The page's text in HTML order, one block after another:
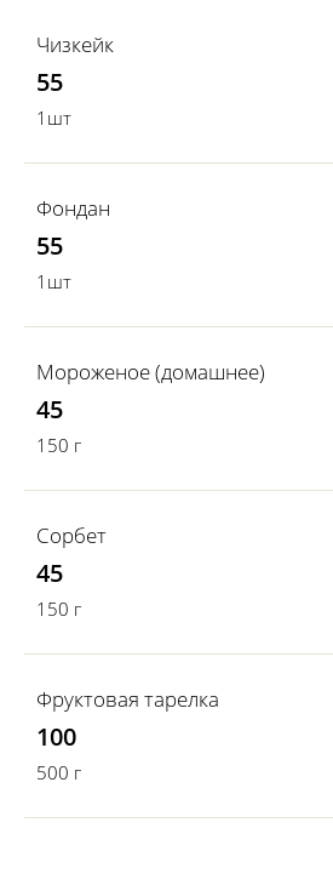
Чизкейк
55
1шт
Фондан
55
1шт
Мороженое (домашнее)
45
150 г
Сорбет
45
150 г
Фруктовая тарелка
100
500 г